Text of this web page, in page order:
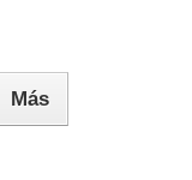
Más